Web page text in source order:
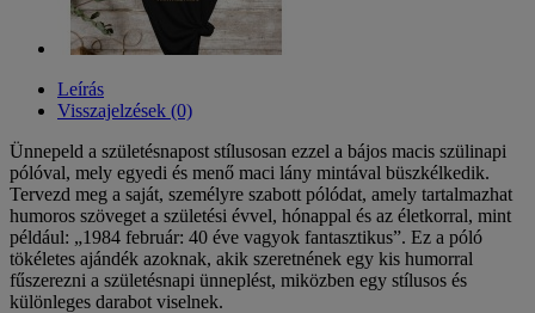
Leírás
Visszajelzések (0)
Ünnepeld a születésnapost stílusosan ezzel a bájos macis szülinapi
pólóval, mely egyedi és menő maci lány mintával büszkélkedik.
Tervezd meg a saját, személyre szabott pólódat, amely tartalmazhat
humoros szöveget a születési évvel, hónappal és az életkorral, mint
például: „1984 február: 40 éve vagyok fantasztikus”. Ez a póló
tökéletes ajándék azoknak, akik szeretnének egy kis humorral
fűszerezni a születésnapi ünneplést, miközben egy stílusos és
különleges darabot viselnek.